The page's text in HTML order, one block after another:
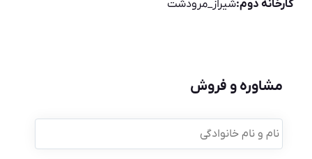
کارخانه دوم:شیراز_مرودشت
مشاوره و فروش
نام
و
نام